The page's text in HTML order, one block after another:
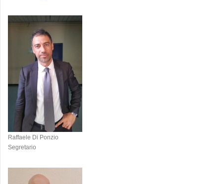
Raffaele Di Ponzio
Segretario